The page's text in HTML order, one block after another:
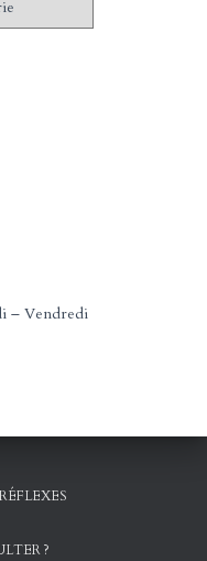
– Vendredi
?